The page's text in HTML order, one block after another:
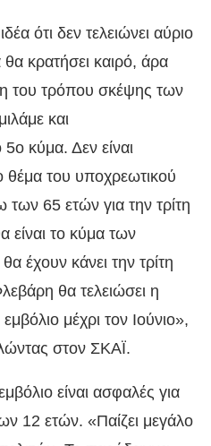
ότι δεν τελειώνει αύριο
κρατήσει καιρό, άρα
του τρόπου σκέψης των
και
5ο κύμα. Δεν είναι
θέμα του υποχρεωτικού
των 65 ετών για την τρίτη
το κύμα των
έχουν κάνει την τρίτη
θα τελειώσει η
μέχρι τον Ιούνιο»,
στον ΣΚΑΪ.
είναι ασφαλές για
12 ετών. «Παίζει μεγάλο